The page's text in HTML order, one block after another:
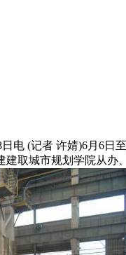
电 (记者 许婧)6月6日
取城市规划学院从办